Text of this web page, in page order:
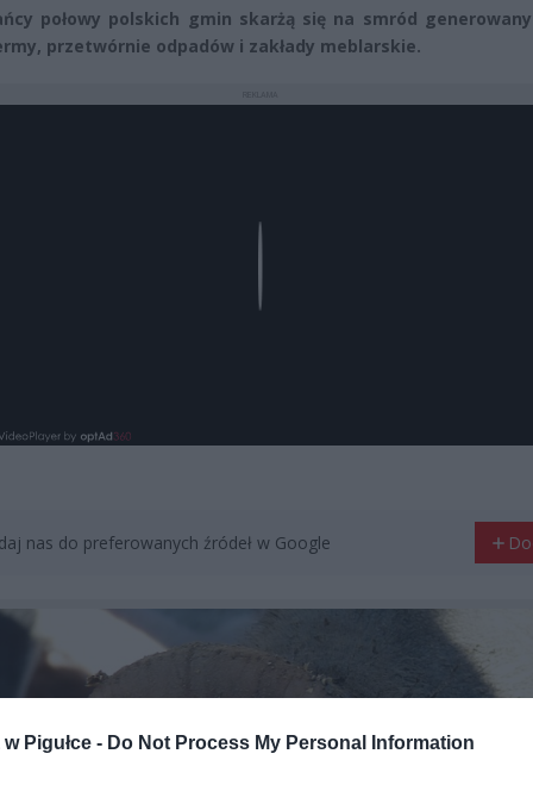
Pigułce - Do Not Process My Personal Information
połowy polskich gmin skarżą się na smród
przetwórnie odpadów i zakłady meblarskie.
nas do preferowanych źródeł w Google